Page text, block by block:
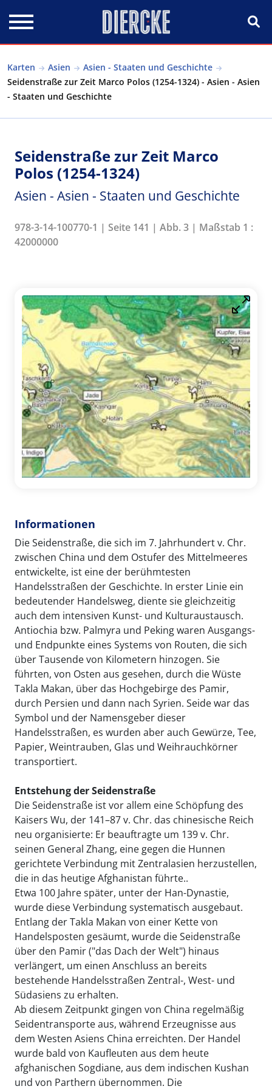
Karten Asien
Asien - Staaten und Geschichte
Seidenstraße zur Zeit Marco Polos (1254-1324) - Asien - Asien
- Staaten und Geschichte
Seidenstraße zur Zeit Marco
Polos (1254-1324)
Asien - Asien - Staaten und Geschichte
978-3-14-100770-1 | Seite 141 | Abb. 3 | Maßstab 1 :
42000000
Informationen
Die Seidenstraße, die sich im 7. Jahrhundert v. Chr.
zwischen China und dem Ostufer des Mittelmeeres
entwickelte, ist eine der berühmtesten
Handelsstraßen der Geschichte. In erster Linie ein
bedeutender Handelsweg, diente sie gleichzeitig
auch dem intensiven Kunst- und Kulturaustausch.
Antiochia bzw. Palmyra und Peking waren Ausgangs-
und Endpunkte eines Systems von Routen, die sich
über Tausende von Kilometern hinzogen. Sie
führten, von Osten aus gesehen, durch die Wüste
Takla Makan, über das Hochgebirge des Pamir,
durch Persien und dann nach Syrien. Seide war das
Symbol und der Namensgeber dieser
Handelsstraßen, es wurden aber auch Gewürze, Tee,
Papier, Weintrauben, Glas und Weihrauchkörner
transportiert.
Entstehung der Seidenstraße
Die Seidenstraße ist vor allem eine Schöpfung des
Kaisers Wu, der 141–87 v. Chr. das chinesische Reich
neu organisierte: Er beauftragte um 139 v. Chr.
seinen General Zhang, eine gegen die Hunnen
gerichtete Verbindung mit Zentralasien herzustellen,
die in das heutige Afghanistan führte..
Etwa 100 Jahre später, unter der Han-Dynastie,
wurde diese Verbindung systematisch ausgebaut.
Entlang der Takla Makan von einer Kette von
Handelsposten gesäumt, wurde die Seidenstraße
über den Pamir ("das Dach der Welt") hinaus
verlängert, um einen Anschluss an bereits
bestehende Handelsstraßen Zentral-, West- und
Südasiens zu erhalten.
Ab diesem Zeitpunkt gingen von China regelmäßig
Seidentransporte aus, während Erzeugnisse aus
dem Westen Asiens China erreichten. Der Handel
wurde bald von Kaufleuten aus dem heute
afghanischen Sogdiane, aus dem indischen Kushan
und von Parthern übernommen. Die